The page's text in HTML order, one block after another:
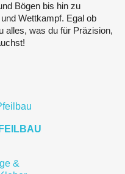
Bögen bis hin zu
Wettkampf. Egal ob
alles, was du für Präzision,